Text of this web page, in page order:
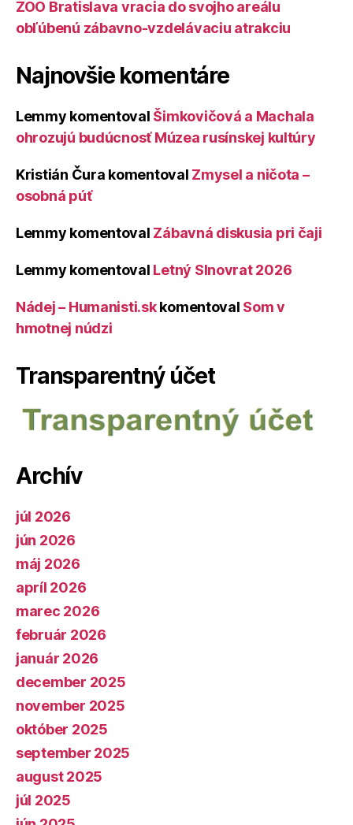
ZOO Bratislava vracia do svojho areálu
obľúbenú zábavno-vzdelávaciu atrakciu
Najnovšie komentáre
Lemmy komentoval Šimkovičová a Machala
ohrozujú budúcnosť Múzea rusínskej kultúry
Kristián Čura komentoval Zmysel a ničota –
osobná púť
Lemmy komentoval Zábavná diskusia pri čaji
Lemmy komentoval Letný Slnovrat 2026
Nádej – Humanisti.skkomentoval Som v
hmotnej núdzi
Transparentný účet
Archív
júl 2026
jún 2026
máj 2026
apríl 2026
marec 2026
február 2026
január 2026
december 2025
november 2025
október 2025
september 2025
august 2025
júl 2025